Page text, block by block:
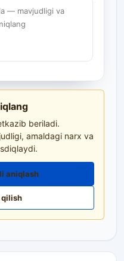
— mavjudligi va
beriladi.
amaldagi narx va
aniqlash
qilish